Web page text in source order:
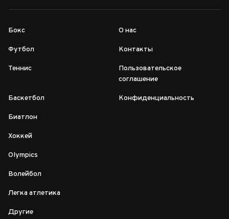
Бокс
Футбол
Теннис
Баскетбол
Биатлон
Хоккей
Olympics
Волейбол
Легка атлетика
Другие
О нас
Контакты
Пользовательское
соглашение
Конфиденциальность